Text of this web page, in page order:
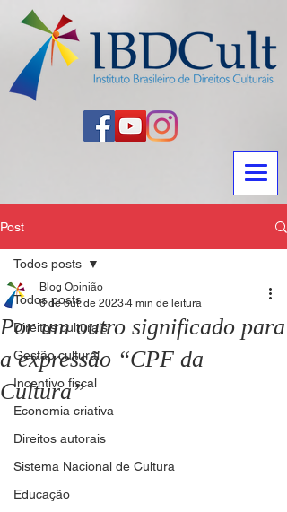
Post
Todos posts
Direitos culturais
Gestão cultural
Incentivo fiscal
Economia criativa
Direitos autorais
Sistema Nacional de Cultura
Educação
Todos posts
Por um outro significado para
a expressão “CPF da
Cultura”
Blog Opinião
6 de out. de 2023 4 min de leitura